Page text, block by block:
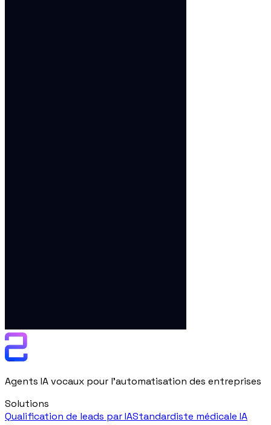
Agents IA vocaux pour l'automatisation des entreprises
Solutions
Qualification de leads par IAStandardiste médicale IA